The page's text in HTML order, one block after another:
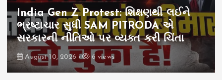
India Gen Z Protest: શિક્ષણથી લઈને
ભ્રષ્ટાચાર સુધી SAM PITRODA એ
સરકારની નીતિઓ પર વ્યક્ત કરી ચિંતા
August 10, 2026 6 views